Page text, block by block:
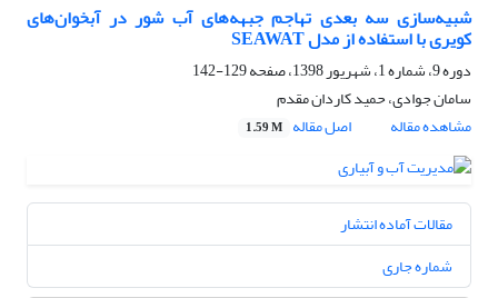
شبیه‌سازی سه بعدی تهاجم جبهه‌های آب شور در آبخوان‌های
کویری با استفاده از مدل SEAWAT
دوره 9، شماره 1، شهریور 1398، صفحه
129-142
سامان جوادی، حمید کاردان مقدم
مشاهده مقاله
اصل مقاله 1.59 M
مقالات آماده انتشار
شماره جاری